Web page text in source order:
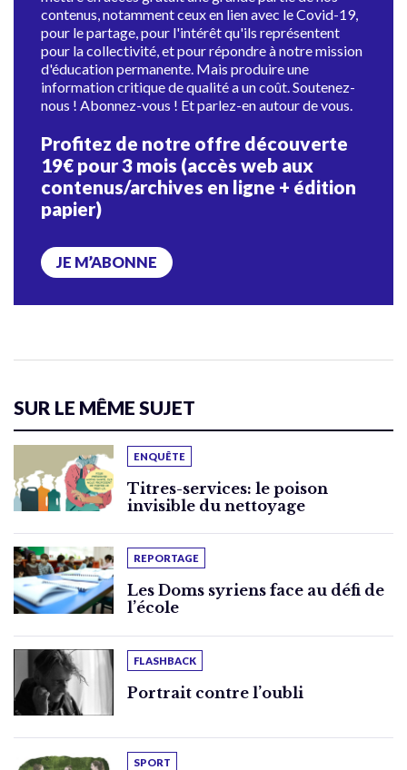
contenus, notamment ceux en lien avec le Covid-19,
pour le partage, pour l'intérêt qu'ils représentent
pour la collectivité, et pour répondre à notre mission
d'éducation permanente. Mais produire une
information critique de qualité a un coût. Soutenez-
nous ! Abonnez-vous ! Et parlez-en autour de vous.
Profitez de notre offre découverte
19€ pour 3 mois (accès web aux
contenus/archives en ligne + édition
papier)
JE M’ABONNE
SUR LE MÊME SUJET
ENQUÊTE
Titres-services: le poison
invisible du nettoyage
REPORTAGE
Les Doms syriens face au défi de
l’école
FLASHBACK
Portrait contre l’oubli
SPORT